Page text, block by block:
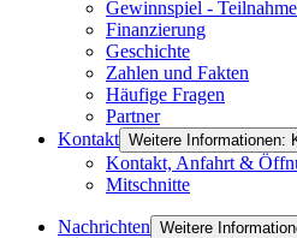
Gewinnspiel -
Finanzierung
Geschichte
Zahlen und Fakten
Häufige Fragen
Partner
Kontakt Weitere Informationen:
Kontakt, Anfahrt &
Mitschnitte
Nachrichten Weitere